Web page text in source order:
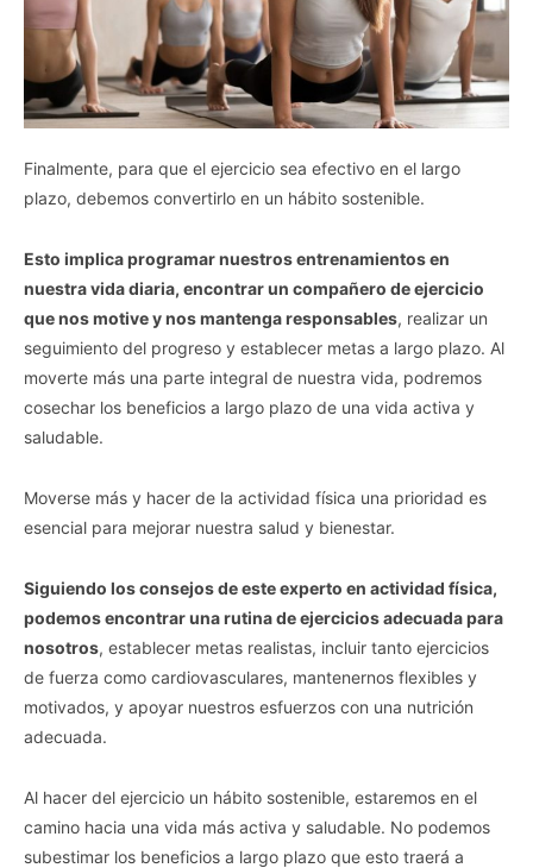
Finalmente, para que el ejercicio sea efectivo en el largo
plazo, debemos convertirlo en un hábito sostenible.
Esto implica programar nuestros entrenamientos en
nuestra vida diaria, encontrar un compañero de ejercicio
que nos motive y nos mantenga responsables, realizar un
seguimiento del progreso y establecer metas a largo plazo. Al
moverte más una parte integral de nuestra vida, podremos
cosechar los beneficios a largo plazo de una vida activa y
saludable.
Moverse más y hacer de la actividad física una prioridad es
esencial para mejorar nuestra salud y bienestar.
Siguiendo los consejos de este experto en actividad física,
podemos encontrar una rutina de ejercicios adecuada para
nosotros, establecer metas realistas, incluir tanto ejercicios
de fuerza como cardiovasculares, mantenernos flexibles y
motivados, y apoyar nuestros esfuerzos con una nutrición
adecuada.
Al hacer del ejercicio un hábito sostenible, estaremos en el
camino hacia una vida más activa y saludable. No podemos
subestimar los beneficios a largo plazo que esto traerá a